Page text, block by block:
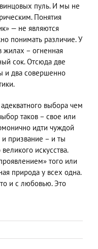
пуль. И мы не
Понятия
— не являются
понимать различие. У
жилах – огненная
сок. Отсюда две
и два совершенно
выбора чем
таков – свое или
идти чуждой
призвание – и ты
искусства.
того или
природа у всех одна.
и с любовью. Это